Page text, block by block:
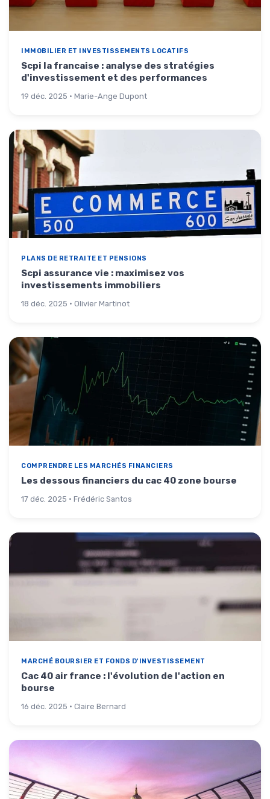
IMMOBILIER ET INVESTISSEMENTS LOCATIFS
Scpi la francaise : analyse des stratégies
d'investissement et des performances
19 déc. 2025 · Marie-Ange Dupont
PLANS DE RETRAITE ET PENSIONS
Scpi assurance vie : maximisez vos
investissements immobiliers
18 déc. 2025 · Olivier Martinot
COMPRENDRE LES MARCHÉS FINANCIERS
Les dessous financiers du cac 40 zone bourse
17 déc. 2025 · Frédéric Santos
MARCHÉ BOURSIER ET FONDS D'INVESTISSEMENT
Cac 40 air france : l'évolution de l'action en
bourse
16 déc. 2025 · Claire Bernard